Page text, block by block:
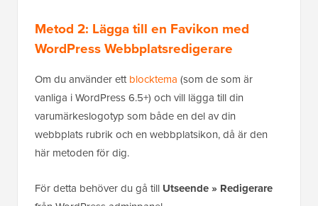
Metod 2: Lägga till en Favikon med
WordPress Webbplatsredigerare
Om du använder ettblocktema (som de som är
vanliga i WordPress 6.5+) och vill lägga till din
varumärkeslogotyp som både en del av din
webbplats rubrik och en webbplatsikon, då är den
här metoden för dig.
För detta behöver du gå till Utseende» Redigerare